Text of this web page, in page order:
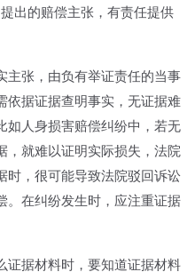
出的赔偿主张，有责任提供
主张，由负有举证责任的当事
依据证据查明事实，无证据难
如人身损害赔偿纠纷中，若无
，就难以证明实际损失，法院
时，很可能导致法院驳回诉讼
。在纠纷发生时，应注重证据
证据材料时，要知道证据材料